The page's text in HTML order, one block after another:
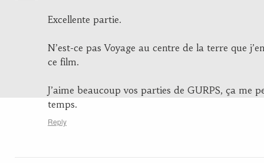
Excellente partie.
N’est-ce pas Voyage au centre de la terre que
ce film.
J’aime beaucoup vos parties de GURPS, ça me
temps.
Reply